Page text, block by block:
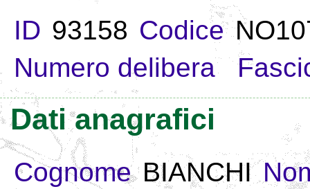
ID 93158 Codice
Numero delibera
Dati anagrafici
Cognome BIANCHI